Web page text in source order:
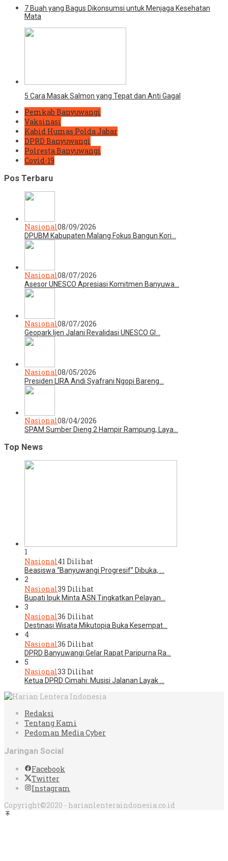
7 Buah yang Bagus Dikonsumsi untuk Menjaga Kesehatan
Mata
5 Cara Masak Salmon yang Tepat dan Anti Gagal
Pemkab Banyuwangi
Vaksinasi
Kabid Humas Polda Jabar
DPRD Banyuwangi
Polresta Banyuwangi
Covid-19
Pos Terbaru
Nasional08/09/2026
DPUBM Kabupaten Malang Fokus Bangun Kori…
Nasional08/07/2026
Asesor UNESCO Apresiasi Komitmen Banyuwa…
Nasional08/07/2026
Geopark Ijen Jalani Revalidasi UNESCO Gl…
Nasional08/05/2026
Presiden LIRA Andi Syafrani Ngopi Bareng…
Nasional08/04/2026
SPAM Sumber Dieng 2 Hampir Rampung, Laya…
Top News
1
Nasional41 Dilihat
Beasiswa “Banyuwangi Progresif” Dibuka, …
2
Nasional39 Dilihat
Bupati Ipuk Minta ASN Tingkatkan Pelayan…
3
Nasional36 Dilihat
Destinasi Wisata Mikutopia Buka Kesempat…
4
Nasional36 Dilihat
DPRD Banyuwangi Gelar Rapat Paripurna Ra…
5
Nasional33 Dilihat
Ketua DPRD Cimahi: Musisi Jalanan Layak …
Redaksi
Tentang Kami
Pedoman Media Cyber
Jaringan Social
Facebook
Twitter
Instagram
Copyright©2020 - harianlenteraindonesia.co.id